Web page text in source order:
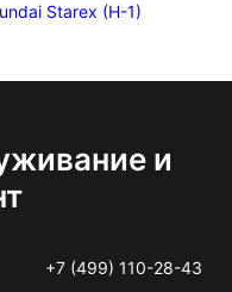
Starex (H-1)
и
+7 (499) 110-28-43